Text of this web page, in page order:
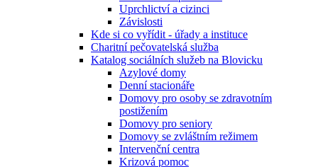
Uprchlictví a cizinci
Závislosti
Kde si co vyřídit - úřady a instituce
Charitní pečovatelská služba
Katalog sociálních služeb na Blovicku
Azylové domy
Denní stacionáře
Domovy pro osoby se zdravotním
postižením
Domovy pro seniory
Domovy se zvláštním režimem
Intervenční centra
Krizová pomoc